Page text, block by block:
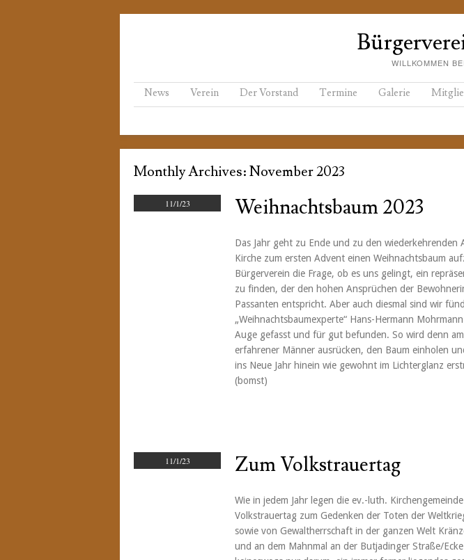
WILLKOMMEN
Menu
Skip to content
News Verein Der Vorstand Termine Galerie
Monthly Archives:November 2023
11/1/23 Weihnachtsbaum 2023
Das Jahr geht zu Ende und zu den
Kirche zum ersten Advent einen Weihnachtsbaum
Bürgerverein die Frage, ob es uns gelingt, ein
zu finden, der den hohen Ansprüchen der
Passanten entspricht. Aber auch diesmal sind wir
„Weihnachtsbaumexperte“ Hans-Hermann
Auge gefasst und für gut befunden. So wird denn
erfahrener Männer ausrücken, den Baum einholen
ins Neue Jahr hinein wie gewohnt im Lichterglanz
(bomst)
11/1/23 Zum Volkstrauertag
Wie in jedem Jahr legen die ev.-luth.
Volkstrauertag zum Gedenken der Toten der
sowie von Gewaltherrschaft in der ganzen Welt
und an dem Mahnmal an der Butjadinger Straße/